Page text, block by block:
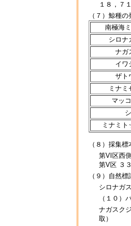
１８，７
（７）鯨種
南極海
シロナ
ナガ
イワ
ザト
ミナミ
マッ
ミナミト
（８）採集
第VI区西
第V区 ３
（９）自然
シロナガ
（１０）
ナガスク
取）